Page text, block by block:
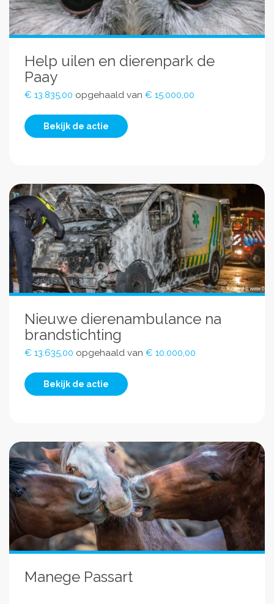
Help uilen en dierenpark de
Paay
€ 13.835,00 opgehaald van € 15.000,00
Bekijk de actie
Nieuwe dierenambulance na
brandstichting
€ 13.635,00 opgehaald van € 10.000,00
Bekijk de actie
Manege Passart